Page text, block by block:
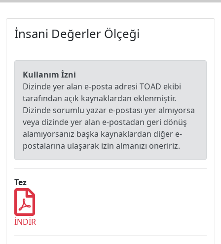
İnsani Değerler Ölçeği
Kullanım İzni
Dizinde yer alan e-posta adresi TOAD ekibi
tarafından açık kaynaklardan eklenmiştir.
Dizinde sorumlu yazar e-postası yer almıyorsa
veya dizinde yer alan e-postadan geri dönüş
alamıyorsanız başka kaynaklardan diğer e-
postalarına ulaşarak izin almanızı öneririz.
Tez
İNDİR